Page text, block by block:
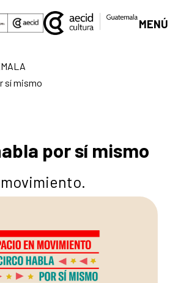
MENÚ
sí mismo
por sí mismo